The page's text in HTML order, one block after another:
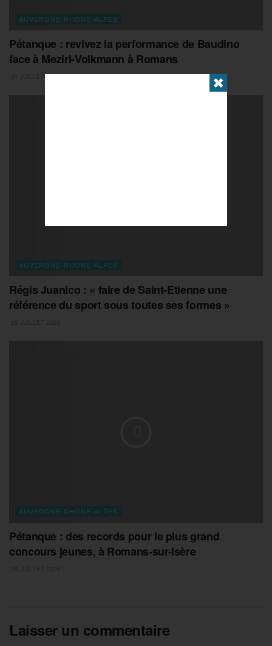
AUVERGNE-RHONE-ALPES
Pétanque : revivez la performance de Baudino
face à Meziri-Volkmann à Romans
31 JUILLET 2026
AUVERGNE-RHONE-ALPES
Régis Juanico : « faire de Saint-Etienne une
référence du sport sous toutes ses formes »
AUVERGNE-RHONE-ALPES
Pétanque : des records pour le plus grand
concours jeunes, à Romans-sur-Isère
Laisser un commentaire
✖